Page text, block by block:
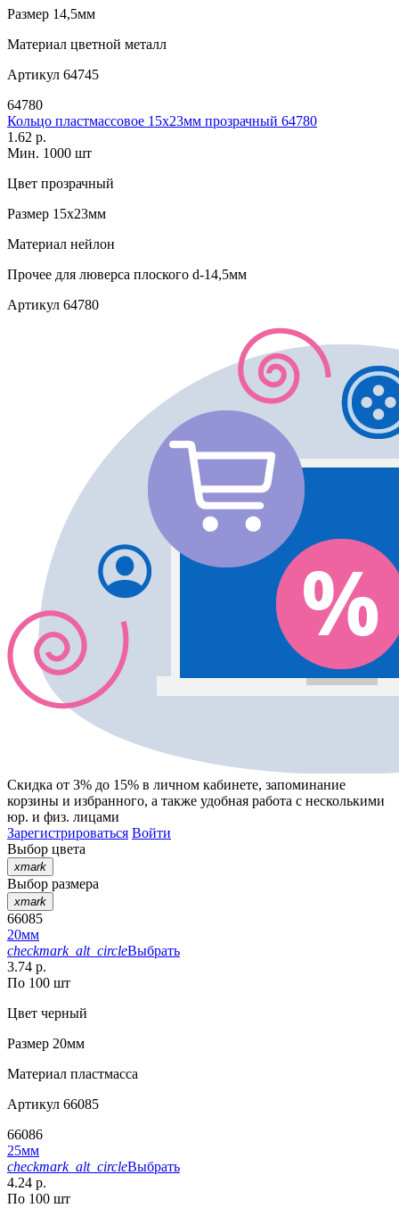
Размер 14,5мм
Материал цветной металл
Артикул 64745
64780
Кольцо пластмассовое 15х23мм прозрачный 64780
1.62 р.
Мин. 1000 шт
Цвет прозрачный
Размер 15х23мм
Материал нейлон
Прочее для люверса плоского d-14,5мм
Артикул 64780
Скидка от 3% до 15% в личном кабинете, запоминание
корзины и избранного, а также удобная работа с несколькими
юр. и физ. лицами
Зарегистрироваться Войти
Выбор цвета
xmark
Выбор размера
xmark
66085
20мм
checkmark_alt_circleВыбрать
3.74 р.
По 100 шт
Цвет черный
Размер 20мм
Материал пластмасса
Артикул 66085
66086
25мм
checkmark_alt_circleВыбрать
4.24 р.
По 100 шт